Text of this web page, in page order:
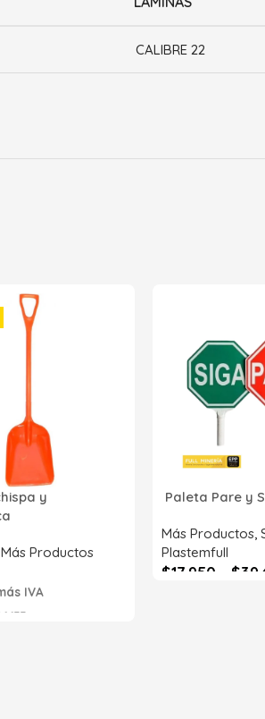
CALIBRE 22
y
Más Productos
IVA
Paleta Pare y
Más Productos,
Plastemfull
$17.950 $